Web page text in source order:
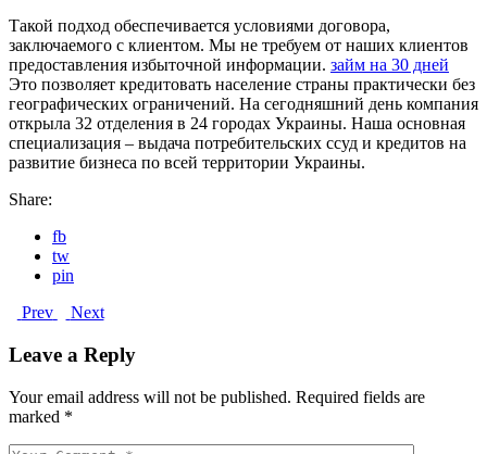
Такой подход обеспечивается условиями договора,
заключаемого с клиентом. Мы не требуем от наших клиентов
предоставления избыточной информации. займ на 30 дней
Это позволяет кредитовать население страны практически без
географических ограничений. На сегодняшний день компания
открыла 32 отделения в 24 городах Украины. Наша основная
специализация – выдача потребительских ссуд и кредитов на
развитие бизнеса по всей территории Украины.
Share:
fb
tw
pin
Prev
Next
Leave a Reply
Your email address will not be published. Required fields are
marked *